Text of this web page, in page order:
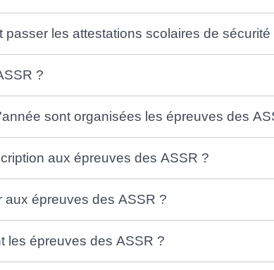
passer les attestations scolaires de sécurité
?
sont organisées les épreuves des
aux épreuves des ASSR ?
aux épreuves des ASSR ?
les épreuves des ASSR ?